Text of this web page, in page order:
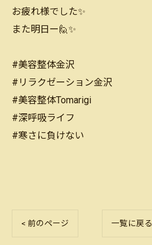
お疲れ様でした✨
また明日ー🙋✨
#美容整体金沢
#リラクゼーション金沢
#美容整体Tomarigi
#深呼吸ライフ
#寒さに負けない
< 前のページ 一覧に戻る